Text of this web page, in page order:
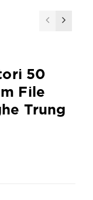
50
File
Trung